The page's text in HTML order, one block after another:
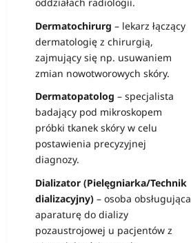
Dermatochirurg – lekarz łączący
dermatologię z chirurgią,
zajmujący się np. usuwaniem
zmian nowotworowych skóry.
Dermatopatolog – specjalista
badający pod mikroskopem
próbki tkanek skóry w celu
postawienia precyzyjnej
diagnozy.
Dializator (Pielęgniarka/Technik
dializacyjny) – osoba obsługująca
aparaturę do dializy
pozaustrojowej u pacjentów z